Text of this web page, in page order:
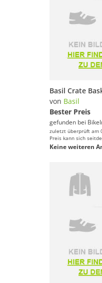
Basil Crate
von Basil
Bester Preis
gefunden bei
zuletzt überprüft am
Preis kann sich
Keine weiteren